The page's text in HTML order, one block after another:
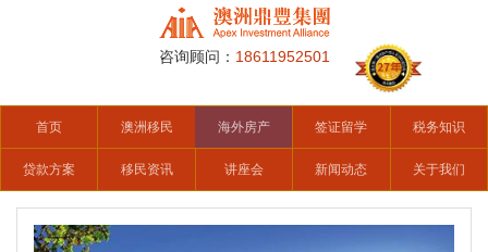
咨询顾问： 18611952501
首页 澳洲移民 海外房产 签证留学 税务知识
贷款方案 移民资讯 讲座会 新闻动态 关于我们